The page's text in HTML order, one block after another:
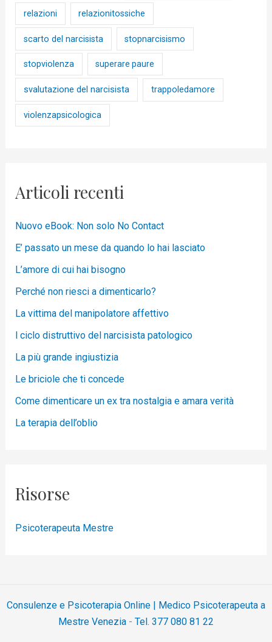
relazioni relazionitossiche
scarto del narcisista stopnarcisismo
stopviolenza superare paure
svalutazione del narcisista trappoledamore
violenzapsicologica
Articoli recenti
Nuovo eBook: Non solo No Contact
E’ passato un mese da quando lo hai lasciato
L’amore di cui hai bisogno
Perché non riesci a dimenticarlo?
La vittima del manipolatore affettivo
l ciclo distruttivo del narcisista patologico
La più grande ingiustizia
Le briciole che ti concede
Come dimenticare un ex tra nostalgia e amara verità
La terapia dell’oblio
Risorse
Psicoterapeuta Mestre
Consulenze e Psicoterapia Online | Medico Psicoterapeuta a
Mestre Venezia - Tel. 377 080 81 22